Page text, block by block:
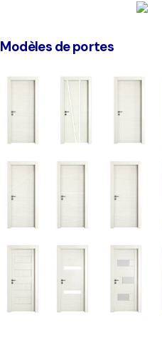
Modèles de portes